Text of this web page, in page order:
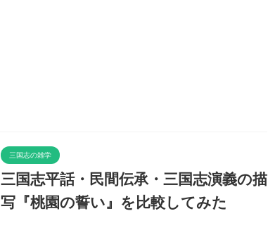
三国志の雑学
三国志平話・民間伝承・三国志演義の描
写『桃園の誓い』を比較してみた